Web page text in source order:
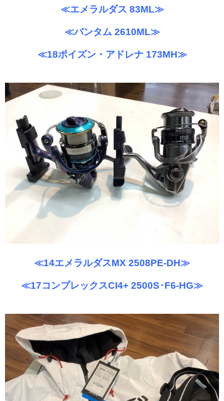
≪エメラルダス 83ML≫
≪バンタム 2610ML≫
≪18ポイズン・アドレナ173MH≫
≪14エメラルダスMX 2508PE-DH≫
≪17コンプレックスCI4+ 2500S･F6-HG≫